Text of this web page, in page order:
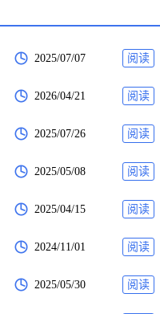
2025/07/07 阅读
2026/04/21 阅读
2025/07/26 阅读
2025/05/08 阅读
2025/04/15 阅读
2024/11/01 阅读
2025/05/30 阅读